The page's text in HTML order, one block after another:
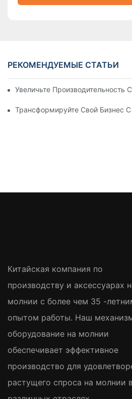
РЕКОМЕНДУЕМЫЕ СТАТЬИ
Увеличьте
Трансформируйте Свой Бизнес
Китайская компания по
производству и аксессуарах
молнии с более чем 35 -
опытом работы. Наш
оборудование на молнии
обеспечивает эффективное
производство для
растущего спроса на молнии в